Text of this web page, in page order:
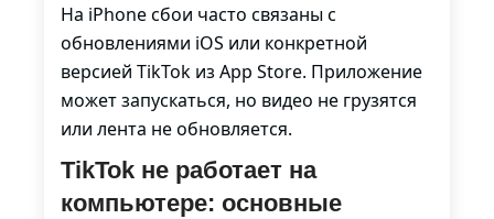
На iPhone сбои часто связаны с
обновлениями iOS или конкретной
версией TikTok из App Store. Приложение
может запускаться, но видео не грузятся
или лента не обновляется.
TikTok не работает на
компьютере: основные